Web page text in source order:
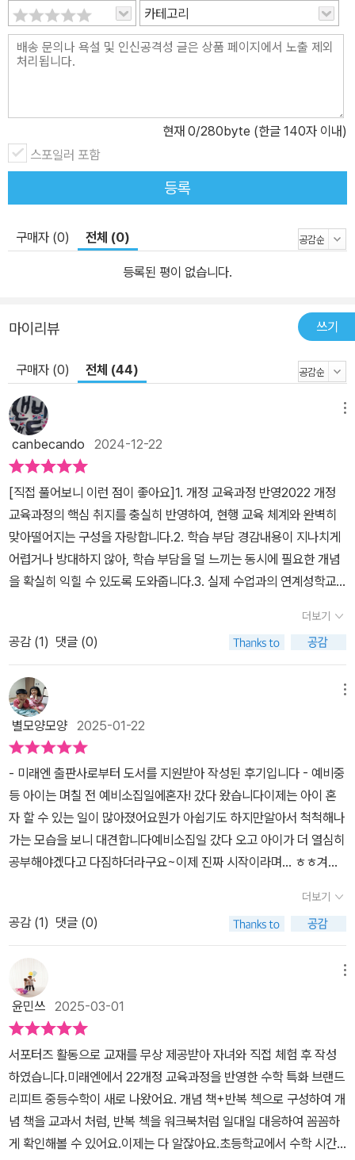
카테고리
현재 0/280byte (한글 140자 이내)
스포일러 포함
등록
구매자 (0) 전체 (0)
등록된 평이 없습니다.
마이리뷰 쓰기
구매자 (0) 전체 (44)
canbecando 2024-12-22
[직접 풀어보니 이런 점이 좋아요]1. 개정 교육과정 반영2022 개정
교육과정의 핵심 취지를 충실히 반영하여, 현행 교육 체계와 완벽히
맞아떨어지는 구성을 자랑합니다.2. 학습 부담 경감내용이 지나치게
어렵거나 방대하지 않아, 학습 부담을 덜 느끼는 동시에 필요한 개념
을 확실히 익힐 수 있도록 도와줍니다.3. 실제 수업과의 연계성학교
용을 복습하거나 예습하는 데 효과적입니다.완벽 개념 정리+ 필수 기
본 유형+서술형+단원마무리로 중학교 수학 시간에 자신감 상승☞
응용 ᆞ심화로 나아가는 가장 쉽고 빠른 길을 리피트 개념 중등 수학
이 제시합니다~~~~~~~~~~~~~정수와 유리수 부분까지 학습을
했는데 이미 새 교재를 시작할 때의 설렘과 각오는 저 멀리 사라져갑
니다이때 딱 꺼내든 게 바로 리피트의 필살기 <반복첵>입니다반복첵
의 장점은 새 교재에 대한 동기부여가 가능합니다1주일 정도면 교재
에 대한 흥미가 현저하게 떨어지는데 익숙한 폰트와 교재 구성의 반
복첵으로 한 번 더 채울 수 있어요오답노트 작성에 대한 부담을 줄여
줍니다효과가 있다는 건 알지만 문제를 풀 때도 글씨가 지렁이처럼
흘러가는데 오답노트는 엄두도 못 냈거든요최근에는 문제 푼 흔적을
없애주는 앱도 있고, 문제 은행에서 문제들을 선별해 별도의 학습지
로 만들어주는 등 다양한 방법이 있지만 프린트를 해야 하거나 화면
을 보며 문제를 풀어야 한다는 점 때문에 활용을 하지 않고 차라리 교
됐습니다개념 책과 반복첵을 나란히 놓고 보면 어떤 느낌인지 좀 더
쉽게 이해가 됩니다개념 책에선 틀린 문제를 반복첵에선 쉽게 맞춰
자신감을 얻기도 하고요그 반대의 경우로 쉽게 이해하고 푼 문제를
반복첵에서 틀리는 경험을 통해 아는 문제도 작은 실수로 틀릴 수 있
다는 것을 깨닫고 더 신중해지겠죠!!중등 과정을 시작한다는 것은 초
등 과정 한 학년 올라가는 것과는 기분이 사뭇 다릅니다확실하게 개
념을 익히고, 그것을 잊지 않기 위해 꾸준한 반복이 뒤따라야 응용 ᆞ
심화 과정도 제대로 할 수 있겠죠이번 겨울방학에 중등 수학을 시작
하려는 학생들이 있다면 미래엔 리피트 개념 중등 수학으로 멋지게
더보기
공감 (1) 댓글 (0)
별모양모양 2025-01-22
- 미래엔 출판사로부터 도서를 지원받아 작성된 후기입니다 - 예비중
등 아이는 며칠 전 예비소집일에혼자! 갔다 왔습니다이제는 아이 혼
자 할 수 있는 일이 많아졌어요뭔가 아쉽기도 하지만알아서 척척해나
가는 모습을 보니 대견합니다​예비소집일 갔다 오고 아이가 더 열심히
공부해야겠다고 다짐하더라구요~이제 진짜 시작이라며... ㅎㅎ​겨울
피트 개념 중등수학 1-1>수학개념서로 공부하고 있습니다미래엔 리
피트 개념 교재는22개정 교육과정을 반영한 수학 특화 브랜드입니다
개념 책(BOOK)과 반복 책(CHECK)의1:1 구성으로 효과적인 학습
이 가능합니다​아이는 차례를 살펴보고학습 시작했어요~​저희 아이는
수학을 어려워하지도쉬워하지도 않는 보통의 아이입니다중등수학은
아무래도 초등 때보다어렵다는 이야기를 아이가 듣고스스로 공부해
보겠다고 했습니다​아이가 분량을 정해 학습을 하고 있고,개념 정리가
잘 되어있어공부하기에 좋다고 합니다개념 학습이 끝나고 나면필수
유형 익히기 문제를 풀어봅니다반드시 익혀야 하는 유형을 선별하여
대표 문제와 쌍둥이 문제를 풀 수 있습니다​중등수학문제집리피트 개
념 중등수학 1-1교재 학습 후 달라진 점아이가 중등수학은 개념이 어
려울 것 같다고생각했는데 이 교재로 학습하고 나서는개념 이해가 잘
더보기
공감 (1) 댓글 (0)
윤민쓰 2025-03-01
서포터즈 활동으로 교재를 무상 제공받아 자녀와 직접 체험 후 작성
하였습니다.미래엔에서 22개정 교육과정을 반영한 수학 특화 브랜드
리피트 중등수학이 새로 나왔어요. 개념 책+반복 첵으로 구성하여 개
념 책을 교과서 처럼, 반복 첵을 워크북처럼 일대일 대응하여 꼼꼼하
게 확인해볼 수 있어요.이제는 다 알잖아요.초등학교에서 수학 시간